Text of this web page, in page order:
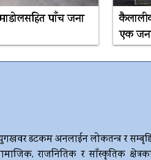
पाँच जना
एक
डटकम अनलाईन लोकतन्त्र र
राजनितिक र साँस्कृतिक